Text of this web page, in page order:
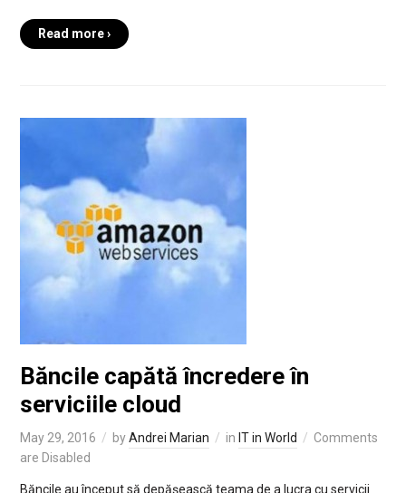
Read more ›
Băncile capătă încredere în
serviciile cloud
May 29, 2016 byAndrei Marian in IT in World
Comments
are Disabled
Băncile au început să depășească teama de a lucra cu servicii